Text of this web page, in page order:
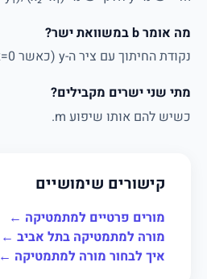
מה אומר b במשוואת ישר?
נקודת החיתוך עם ציר ה-y (כאשר x=0).
מתי שני ישרים מקבילים?
כשיש להם אותו שיפוע m.
קישורים שימושיים
מורים פרטיים למתמטיקה ←
מורה למתמטיקה בתל אביב ←
איך לבחור מורה למתמטיקה ←